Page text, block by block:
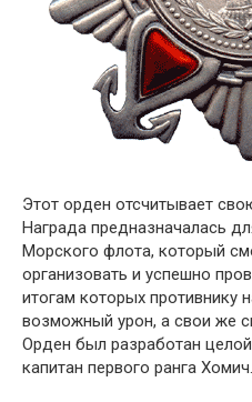
Этот орден отсчитывает
Награда предназначалась
Морского флота, который
организовать и успешно
итогам которых противнику
возможный урон, а свои же
Орден был разработан
капитан первого ранга Хомич.